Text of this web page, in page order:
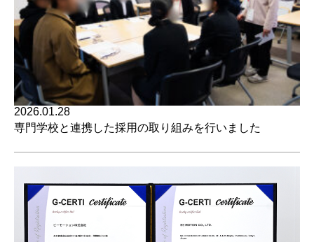
2026.01.28
専門学校と連携した採用の取り組みを行いました